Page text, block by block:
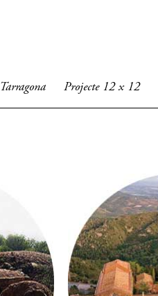
Tarragona Projecte 12 x 12